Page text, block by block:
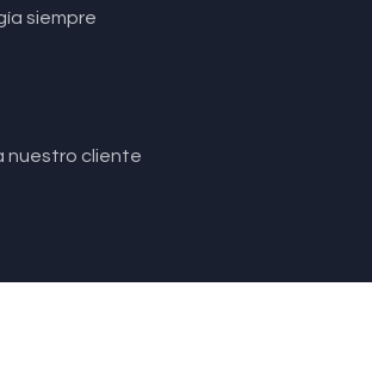
siempre
nuestro cliente